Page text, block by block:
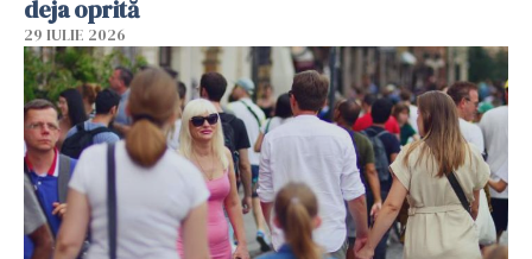
deja oprită
29 IULIE 2026